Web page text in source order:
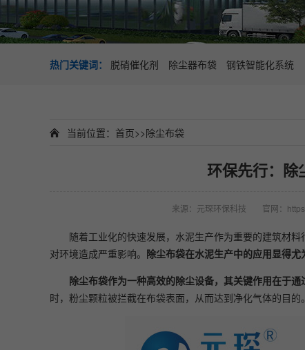
热门关键词： 脱硝催化剂 除尘器布袋 钢铁智能化系统
当前位置： 首页>>除尘布袋
环保先行：除
来源：元琛环保科技 官网：
随着工业化的快速发展，水泥生产作为重要的建筑材
对环境造成严重影响。 除尘布袋在水泥生产中的应用显得尤
除尘布袋作为一种高效的除尘设备，其关键作用在于
时，粉尘颗粒被拦截在布袋表面，从而达到净化气体的目